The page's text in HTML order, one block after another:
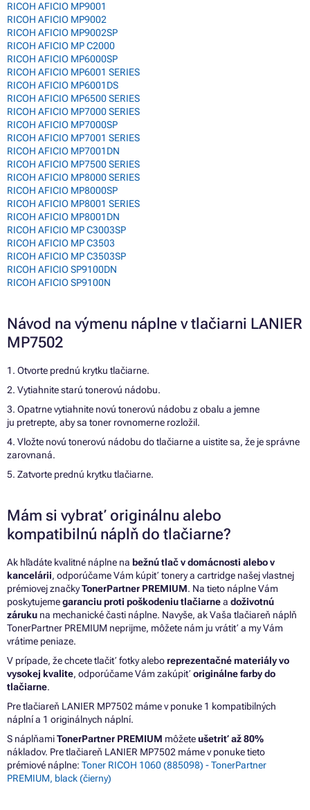
RICOH AFICIO MP9001
RICOH AFICIO MP9002
RICOH AFICIO MP9002SP
RICOH AFICIO MP C2000
RICOH AFICIO MP6000SP
RICOH AFICIO MP6001 SERIES
RICOH AFICIO MP6001DS
RICOH AFICIO MP6500 SERIES
RICOH AFICIO MP7000 SERIES
RICOH AFICIO MP7000SP
RICOH AFICIO MP7001 SERIES
RICOH AFICIO MP7001DN
RICOH AFICIO MP7500 SERIES
RICOH AFICIO MP8000 SERIES
RICOH AFICIO MP8000SP
RICOH AFICIO MP8001 SERIES
RICOH AFICIO MP8001DN
RICOH AFICIO MP C3003SP
RICOH AFICIO MP C3503
RICOH AFICIO MP C3503SP
RICOH AFICIO SP9100DN
RICOH AFICIO SP9100N
Návod na výmenu náplne v tlačiarni LANIER
MP7502
1. Otvorte prednú krytku tlačiarne.
2. Vytiahnite starú tonerovú nádobu.
3. Opatrne vytiahnite novú tonerovú nádobu z obalu a jemne
ju pretrepte, aby sa toner rovnomerne rozložil.
4. Vložte novú tonerovú nádobu do tlačiarne a uistite sa, že je správne
zarovnaná.
5. Zatvorte prednú krytku tlačiarne.
Mám si vybrať originálnu alebo
kompatibilnú náplň do tlačiarne?
Ak hľadáte kvalitné náplne na bežnú tlač v domácnosti alebo v
kancelárii, odporúčame Vám kúpiť tonery a cartridge našej vlastnej
prémiovej značkyTonerPartner PREMIUM. Na tieto náplne Vám
poskytujemegaranciu proti poškodeniu tlačiarnea doživotnú
záruku na mechanické časti náplne. Navyše, ak Vaša tlačiareň náplň
TonerPartner PREMIUM neprijme, môžete nám ju vrátiť a my Vám
vrátime peniaze.
V prípade, že chcete tlačiť fotky aleboreprezentačné materiály vo
vysokej kvalite, odporúčame Vám zakúpiť originálne farby do
tlačiarne.
Pre tlačiareň LANIER MP7502 máme v ponuke 1 kompatibilných
náplní a 1 originálnych náplní.
S náplňamiTonerPartner PREMIUM môžeteušetriť až 80%
nákladov. Pre tlačiareň LANIER MP7502 máme v ponuke tieto
prémiové náplne: Toner RICOH 1060 (885098) - TonerPartner
PREMIUM, black (čierny)